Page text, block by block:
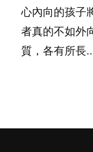
心內向的孩子
者真的不如外
質，各有所長
一樣重要至極
和心理健康。